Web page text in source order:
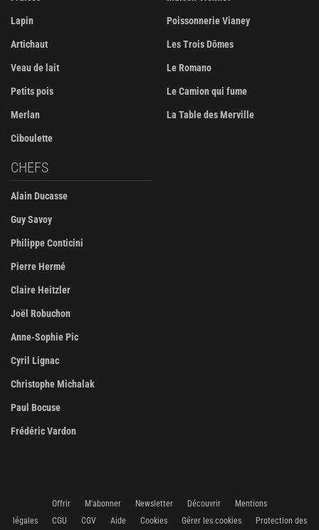
Lapin
Artichaut
Veau de lait
Petits pois
Merlan
Ciboulette
Poissonnerie Vianey
Les Trois Dômes
Le Romano
Le Camion qui fume
La Table des Merville
CHEFS
Alain Ducasse
Guy Savoy
Philippe Conticini
Pierre Hermé
Claire Heitzler
Joël Robuchon
Anne-Sophie Pic
Cyril Lignac
Christophe Michalak
Paul Bocuse
Frédéric Vardon
Offrir M'abonner Newsletter Découvrir
Mentions
légales
CGU CGV Aide Cookies Gérer les cookies Protection des